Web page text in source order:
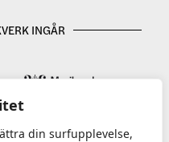
din surfupplevelse,
INGÅR